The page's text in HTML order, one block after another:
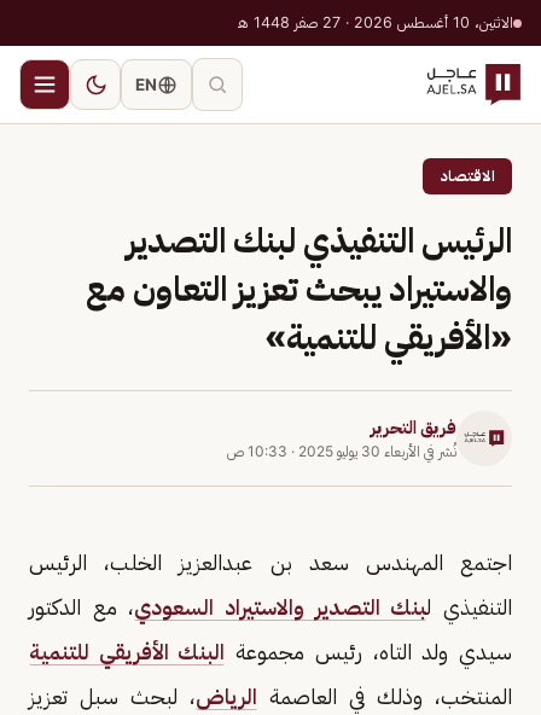
الاثنين، 10 أغسطس 2026 · 27 صفر 1448 هـ
EN
الاقتصاد
الرئيس التنفيذي لبنك التصدير
والاستيراد يبحث تعزيز التعاون مع
«الأفريقي للتنمية»
فريق التحرير
نُشر في الأربعاء 30 يوليو 2025 · 10:33 ص
اجتمع المهندس سعد بن عبدالعزيز الخلب، الرئيس
التنفيذي لبنك التصدير والاستيراد السعودي، مع الدكتور
سيدي ولد التاه، رئيس مجموعة البنك الأفريقي للتنمية
المنتخب، وذلك في العاصمة الرياض، لبحث سبل تعزيز